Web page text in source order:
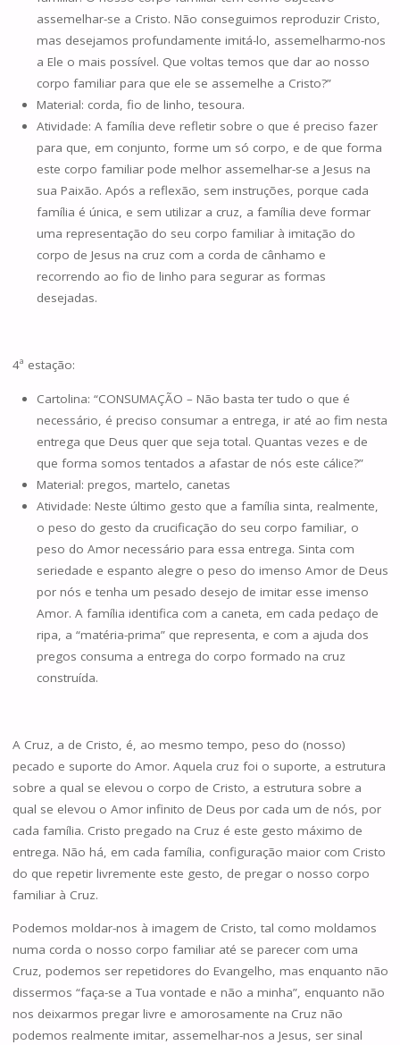
assemelhar-se a Cristo. Não conseguimos reproduzir Cristo,
mas desejamos profundamente imitá-lo, assemelharmo-nos
a Ele o mais possível. Que voltas temos que dar ao nosso
corpo familiar para que ele se assemelhe a Cristo?”
Material: corda, fio de linho, tesoura.
Atividade: A família deve refletir sobre o que é preciso fazer
para que, em conjunto, forme um só corpo, e de que forma
este corpo familiar pode melhor assemelhar-se a Jesus na
sua Paixão. Após a reflexão, sem instruções, porque cada
família é única, e sem utilizar a cruz, a família deve formar
uma representação do seu corpo familiar à imitação do
corpo de Jesus na cruz com a corda de cânhamo e
recorrendo ao fio de linho para segurar as formas
desejadas.
4ª estação:
Cartolina: “CONSUMAÇÃO – Não basta ter tudo o que é
necessário, é preciso consumar a entrega, ir até ao fim nesta
entrega que Deus quer que seja total. Quantas vezes e de
que forma somos tentados a afastar de nós este cálice?”
Material: pregos, martelo, canetas
Atividade: Neste último gesto que a família sinta, realmente,
o peso do gesto da crucificação do seu corpo familiar, o
peso do Amor necessário para essa entrega. Sinta com
seriedade e espanto alegre o peso do imenso Amor de Deus
por nós e tenha um pesado desejo de imitar esse imenso
Amor. A família identifica com a caneta, em cada pedaço de
ripa, a “matéria-prima” que representa, e com a ajuda dos
pregos consuma a entrega do corpo formado na cruz
construída.
A Cruz, a de Cristo, é, ao mesmo tempo, peso do (nosso)
pecado e suporte do Amor. Aquela cruz foi o suporte, a estrutura
sobre a qual se elevou o corpo de Cristo, a estrutura sobre a
qual se elevou o Amor infinito de Deus por cada um de nós, por
cada família. Cristo pregado na Cruz é este gesto máximo de
entrega. Não há, em cada família, configuração maior com Cristo
do que repetir livremente este gesto, de pregar o nosso corpo
familiar à Cruz.
Podemos moldar-nos à imagem de Cristo, tal como moldamos
numa corda o nosso corpo familiar até se parecer com uma
Cruz, podemos ser repetidores do Evangelho, mas enquanto não
dissermos “faça-se a Tua vontade e não a minha”, enquanto não
nos deixarmos pregar livre e amorosamente na Cruz não
podemos realmente imitar, assemelhar-nos a Jesus, ser sinal